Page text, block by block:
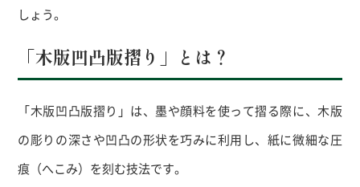
しょう。
「木版凹凸版摺り」とは？
「木版凹凸版摺り」は、墨や顔料を使って摺る際に、木版
の彫りの深さや凹凸の形状を巧みに利用し、紙に微細な圧
痕（へこみ）を刻む技法です。